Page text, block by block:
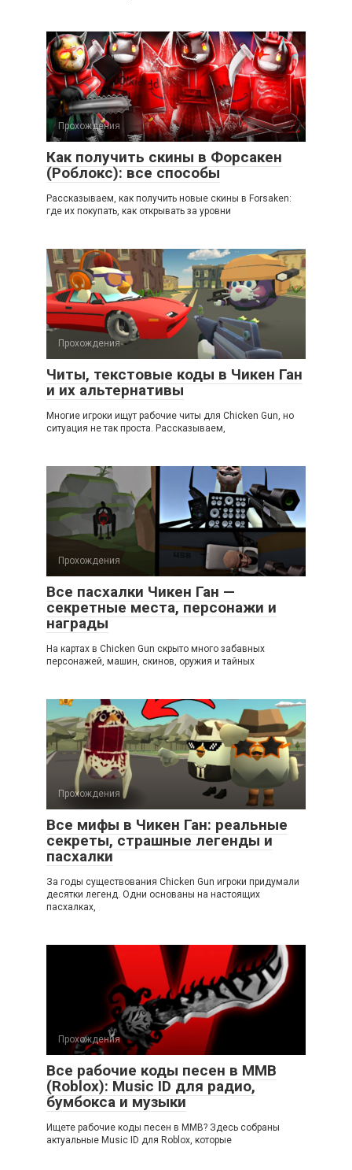
Прохождения
Как получить скины в Форсакен
(Роблокс): все способы
Рассказываем, как получить новые скины в Forsaken:
где их покупать, как открывать за уровни
Прохождения
Читы, текстовые коды в Чикен Ган
и их альтернативы
Многие игроки ищут рабочие читы для Chicken Gun, но
ситуация не так проста. Рассказываем,
Прохождения
Все пасхалки Чикен Ган —
секретные места, персонажи и
награды
На картах в Chicken Gun скрыто много забавных
персонажей, машин, скинов, оружия и тайных
Прохождения
Все мифы в Чикен Ган: реальные
секреты, страшные легенды и
пасхалки
За годы существования Chicken Gun игроки придумали
десятки легенд. Одни основаны на настоящих
пасхалках,
Прохождения
Все рабочие коды песен в ММВ
(Roblox): Music ID для радио,
бумбокса и музыки
Ищете рабочие коды песен в ММВ? Здесь собраны
актуальные Music ID для Roblox, которые